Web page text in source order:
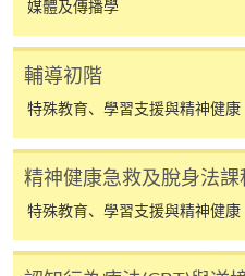
課程負責人會為學員
(「通知」)，請填妥有
心或以郵遞方式，遞
有關繳費詳情，請參閱付款
何疑問，請詳閱個別課程
人或報名中心。
媒體及傳播學
輔導初階
特殊教育、學習支援與精神健康
精神健康急救及脫身法課
特殊教育、學習支援與精神健康